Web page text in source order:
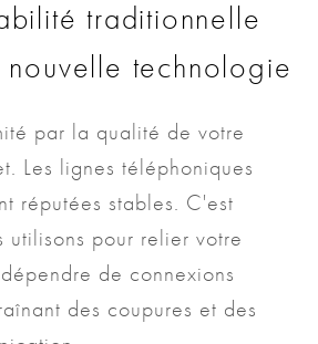
traditionnelle
technologie
par la qualité de votre
Les lignes téléphoniques
réputées stables. C'est
utilisons pour relier votre
de connexions
des coupures et des